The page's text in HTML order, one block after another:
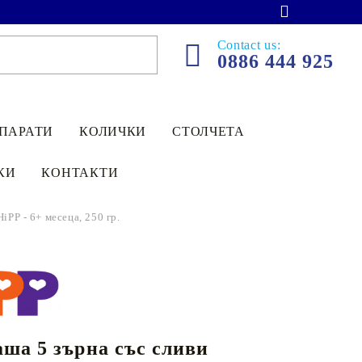
Contact us:
0886 444 925
Чайове за кърмещи
И
КОЛИЧКИ СТОЛЧЕТА
КОНТАКТИ
Станишев, до бл. 204
- 6+ месеца, 250 гр.
5 зърна със сливи